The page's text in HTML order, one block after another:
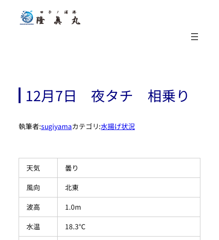
12月7日 夜タチ 相乗り
執筆者:sugiyamaカテゴリ:水揚げ状況
天気
曇り
風向
北東
波高
1.0m
水温
18.3℃